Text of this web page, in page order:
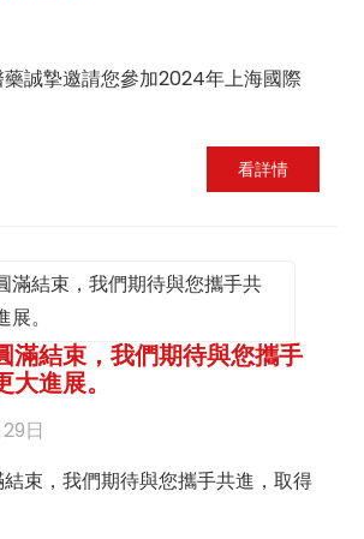
誠摯邀請您參加2024年上海國際
看詳情
滿結束，我們期待與您攜手
進展。
日
束，我們期待與您攜手共進，取得